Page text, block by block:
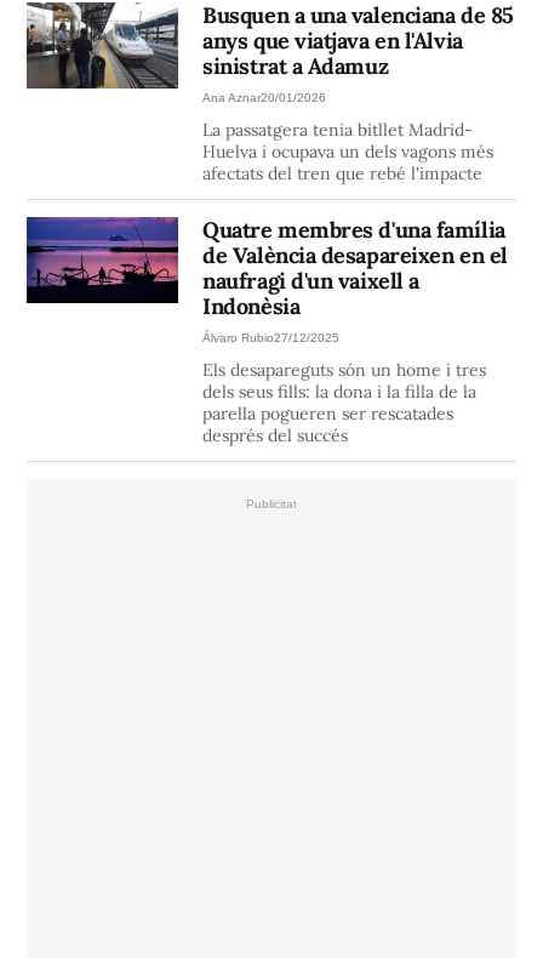
Busquen a una valenciana de 85
anys que viatjava en l'Alvia
sinistrat a Adamuz
Ana Aznar20/01/2026
La passatgera tenia bitllet Madrid-
Huelva i ocupava un dels vagons més
afectats del tren que rebé l'impacte
Quatre membres d'una família
de València desapareixen en el
naufragi d'un vaixell a
Indonèsia
Álvaro Rubio27/12/2025
Els desapareguts són un home i tres
dels seus fills: la dona i la filla de la
parella pogueren ser rescatades
després del succés